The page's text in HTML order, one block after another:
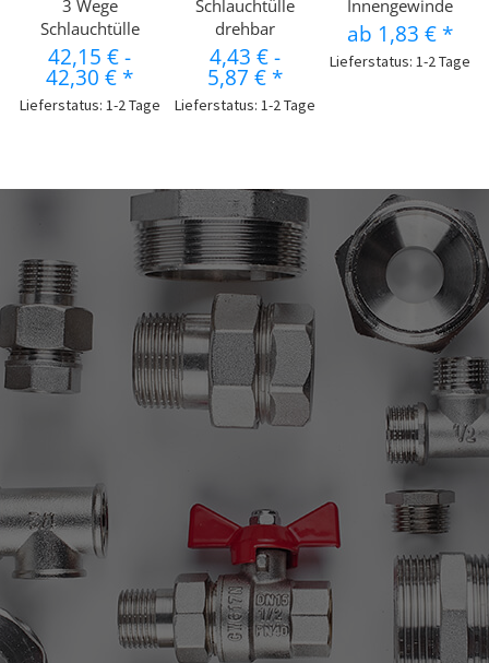
3 Wege
Schlauchtülle
42,15 €-
42,30 € *
Lieferstatus: 1-2 Tage
Schlauchtülle
drehbar
4,43 €-
5,87 € *
Lieferstatus: 1-2 Tage
Innengewinde
ab 1,83 € *
Lieferstatus: 1-2 Tage